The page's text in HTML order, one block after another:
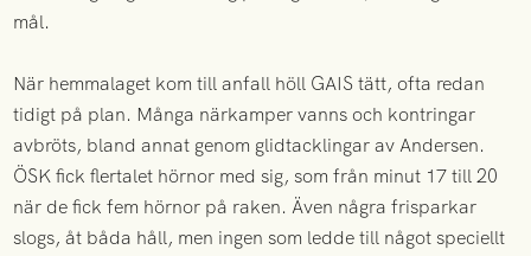
mål.
När hemmalaget kom till anfall höll GAIS tätt, ofta redan
tidigt på plan. Många närkamper vanns och kontringar
avbröts, bland annat genom glidtacklingar av Andersen.
ÖSK fick flertalet hörnor med sig, som från minut 17 till 20
när de fick fem hörnor på raken. Även några frisparkar
slogs, åt båda håll, men ingen som ledde till något speciellt